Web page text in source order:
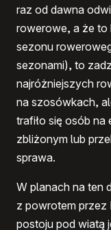
raz od dawna
rowerowe, a że to
sezonu
sezonami), to
najróżniejszych
na szosówkach,
trafiło się osób
zbliżonym lub
sprawa.
W planach na ten
z powrotem przez
postoju pod wiatą